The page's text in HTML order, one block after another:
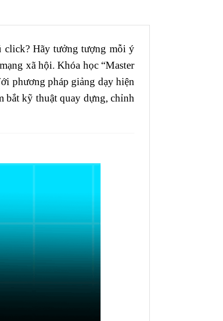
click? Hãy tưởng tượng mỗi ý
xã hội. Khóa học “Master
phương pháp giảng dạy hiện
bắt kỹ thuật quay dựng, chỉnh